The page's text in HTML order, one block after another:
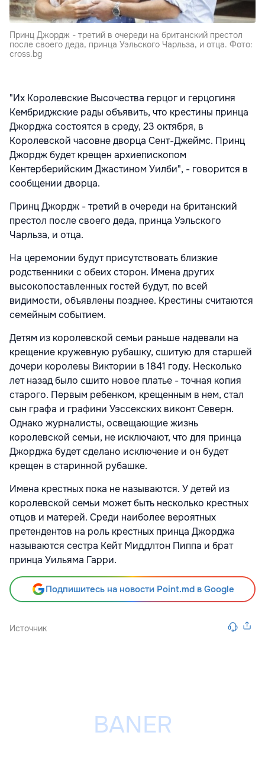
Принц Джордж - третий в очереди на британский престол
после своего деда, принца Уэльского Чарльза, и отца. Фото:
cross.bg
"Их Королевские Высочества герцог и герцогиня
Кембриджские рады объявить, что крестины принца
Джорджа состоятся в среду, 23 октября, в
Королевской часовне дворца Сент-Джеймс. Принц
Джордж будет крещен архиепископом
Кентерберийским Джастином Уилби", - говорится в
сообщении дворца.
Принц Джордж - третий в очереди на британский
престол после своего деда, принца Уэльского
Чарльза, и отца.
На церемонии будут присутствовать близкие
родственники с обеих сторон. Имена других
высокопоставленных гостей будут, по всей
видимости, объявлены позднее. Крестины считаются
семейным событием.
Детям из королевской семьи раньше надевали на
крещение кружевную рубашку, сшитую для старшей
дочери королевы Виктории в 1841 году. Несколько
лет назад было сшито новое платье - точная копия
старого. Первым ребенком, крещенным в нем, стал
сын графа и графини Уэссекских виконт Северн.
Однако журналисты, освещающие жизнь
королевской семьи, не исключают, что для принца
Джорджа будет сделано исключение и он будет
крещен в старинной рубашке.
Имена крестных пока не называются. У детей из
королевской семьи может быть несколько крестных
отцов и матерей. Среди наиболее вероятных
претендентов на роль крестных принца Джорджа
называются сестра Кейт Миддлтон Пиппа и брат
принца Уильяма Гарри.
Подпишитесь на новости Point.md в Google
Источник